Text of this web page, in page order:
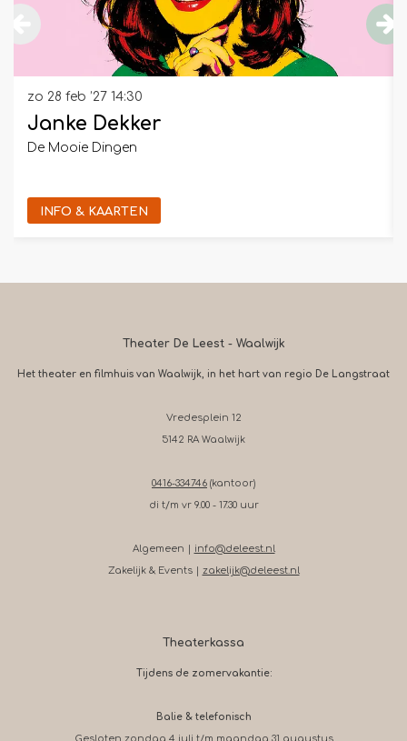
Janke Dekker
De Mooie Dingen
zo 28 feb ’27 14:30
INFO & KAARTEN
Theater De Leest - Waalwijk
Het theater en filmhuis van Waalwijk, in het hart van regio De Langstraat
Vredesplein 12
5142 RA Waalwijk
0416-334746 (kantoor)
di t/m vr 9.00 - 17.30 uur
Algemeen | info@deleest.nl
Zakelijk & Events | zakelijk@deleest.nl
Theaterkassa
Tijdens de zomervakantie:
Balie & telefonisch
Gesloten zondag 4 juli t/m maandag 31 augustus